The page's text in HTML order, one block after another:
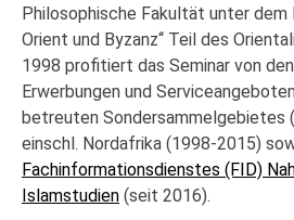
Philosophische Fakultät unter dem
Orient und Byzanz“ Teil des
1998 profitiert das Seminar von
Erwerbungen und
betreuten Sondersammelgebietes
einschl. Nordafrika (1998-2015)
Fachinformationsdienstes (FID)
Islamstudien (seit 2016).